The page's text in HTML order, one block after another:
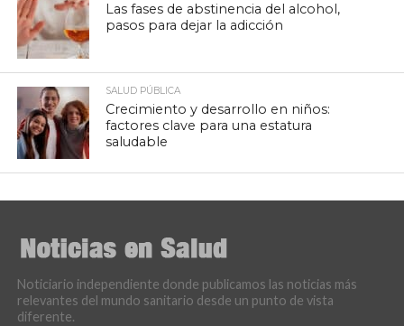
Las fases de abstinencia del alcohol,
pasos para dejar la adicción
SALUD PÚBLICA
Crecimiento y desarrollo en niños:
factores clave para una estatura
saludable
Noticiario independiente donde publicamos las noticias más
relevantes del mundo sanitario desde un punto de vista
diferente.